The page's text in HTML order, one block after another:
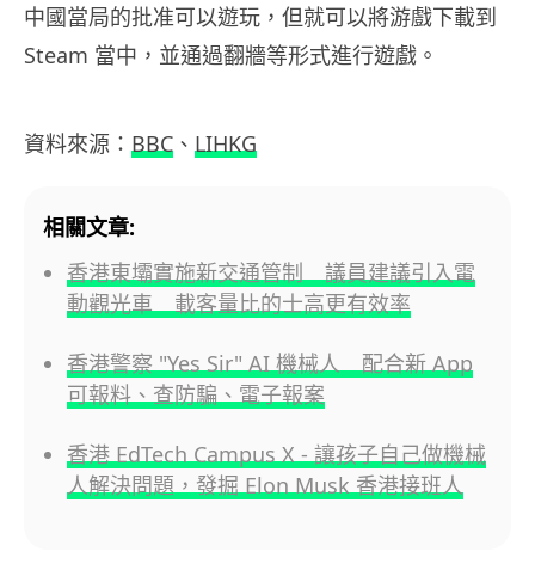
中國當局的批准可以遊玩，但就可以將游戲下載到
Steam 當中，並通過翻牆等形式進行遊戲。
資料來源： BBC 、 LIHKG
相關文章:
香港東壩實施新交通管制 議員建議引入電
動觀光車 載客量比的士高更有效率
香港警察 "Yes Sir" AI 機械人 配合新 App
可報料、查防騙、電子報案
香港 EdTech Campus X - 讓孩子自己做機械
人解決問題，發掘 Elon Musk 香港接班人